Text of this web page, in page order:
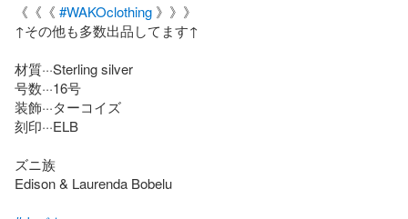
《《《 #WAKOclothing 》》》
↑その他も多数出品してます↑
材質···Sterling silver
号数···16号
装飾···ターコイズ
刻印···ELB
ズニ族
Edison & Laurenda Bobelu